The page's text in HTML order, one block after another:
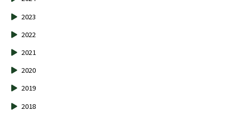
2023
2022
2021
2020
2019
2018